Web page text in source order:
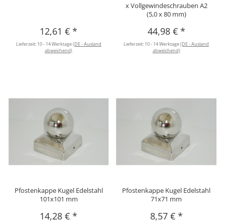
12,61 €*
Lieferzeit: 10 - 14 Werktage(DE - Ausland
abweichend)
x Vollgewindeschrauben A2
(5,0 x 80 mm)
44,98 € *
Lieferzeit: 10 - 14 Werktage(DE - Ausland
abweichend)
Pfostenkappe Kugel Edelstahl
101x101 mm
14,28 €*
Pfostenkappe Kugel Edelstahl
71x71 mm
8,57 € *